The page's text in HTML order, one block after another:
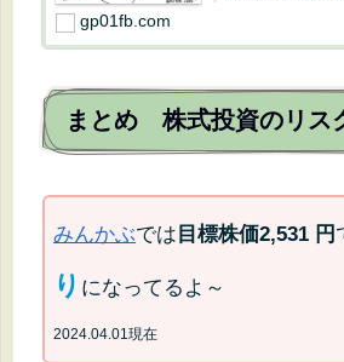
じーぴー01あまり
っている...
gp01fb.com
まとめ 株式投資のリス
みんかぶでは 目標株価2,531 円
り になってるよ～
2024.04.01現在